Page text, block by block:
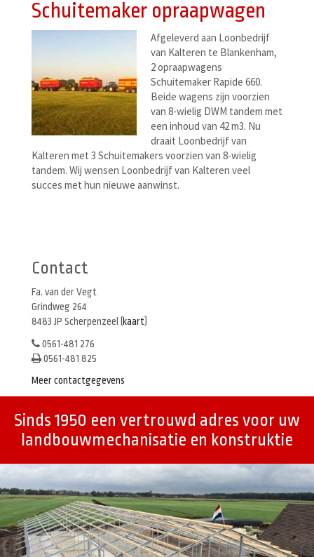
Schuitemaker opraapwagen
Afgeleverd aan Loonbedrijf
van Kalteren te Blankenham,
2 opraapwagens
Schuitemaker Rapide 660.
Beide wagens zijn voorzien
van 8-wielig DWM tandem met
een inhoud van 42 m3. Nu
draait Loonbedrijf van
Kalteren met 3 Schuitemakers voorzien van 8-wielig
tandem. Wij wensen Loonbedrijf van Kalteren veel
succes met hun nieuwe aanwinst.
Contact
Fa. van der Vegt
Grindweg 264
8483 JP Scherpenzeel (kaart)
0561-481 276
0561-481 825
Meer contactgegevens
Sinds 1950 een vertrouwd adres voor uw
landbouwmechanisatie en konstruktie